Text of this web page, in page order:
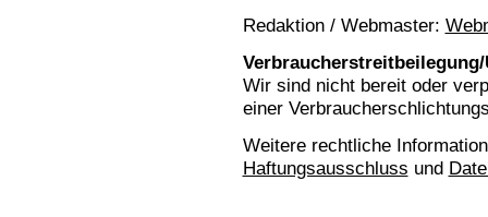
Redaktion / Webmaster:
Wir sind nicht bereit oder
einer
Weitere rechtliche
Haftungsausschluss und